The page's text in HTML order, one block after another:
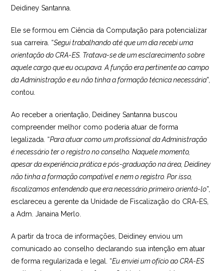
Deidiney Santanna.
Ele se formou em Ciência da Computação para potencializar
sua carreira. “Segui trabalhando até que um dia recebi uma
orientação do CRA-ES. Tratava-se de um esclarecimento sobre
aquele cargo que eu ocupava. A função era pertinente ao campo
da Administração e eu não tinha a formação técnica necessária”,
contou.
Ao receber a orientação, Deidiney Santanna buscou
compreender melhor como poderia atuar de forma
legalizada. “Para atuar como um profissional da Administração
é necessário ter o registro no conselho. Naquele momento,
apesar da experiência prática e pós-graduação na área, Deidiney
não tinha a formação compatível e nem o registro. Por isso,
fiscalizamos entendendo que era necessário primeiro orientá-lo”,
esclareceu a gerente da Unidade de Fiscalização do CRA-ES,
a Adm. Janaina Merlo.
A partir da troca de informações, Deidiney enviou um
comunicado ao conselho declarando sua intenção em atuar
de forma regularizada e legal. “Eu enviei um ofício ao CRA-ES